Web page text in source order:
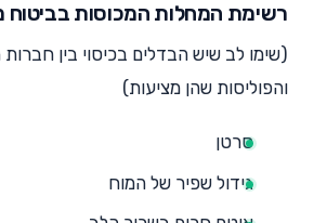
רשימת המחלות המכוסות
(שימו לב שיש הבדלים בכיסוי בין
והפוליסות שהן מציעות)
סרטן
גידול שפיר של המוח